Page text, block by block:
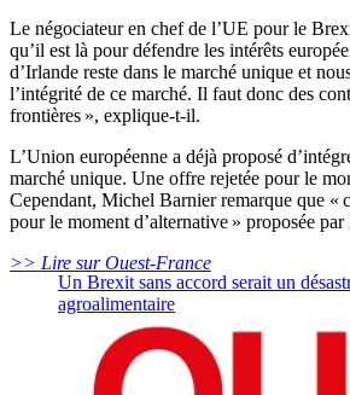
Le négociateur en chef de l’UE pour le
qu’il est là pour défendre les intérêts
d’Irlande reste dans le marché unique et
l’intégrité de ce marché. Il faut donc des
frontières », explique-t-il.
L’Union européenne a déjà proposé
marché unique. Une offre rejetée pour le
Cependant, Michel Barnier remarque que «
pour le moment d’alternative » proposée
Un Brexit sans accord serait un
agroalimentaire
>> Lire sur Ouest-France